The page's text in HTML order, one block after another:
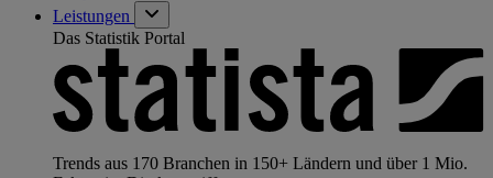
Leistungen
Das Statistik Portal
Trends aus 170 Branchen in 150+ Ländern und über 1 Mio.